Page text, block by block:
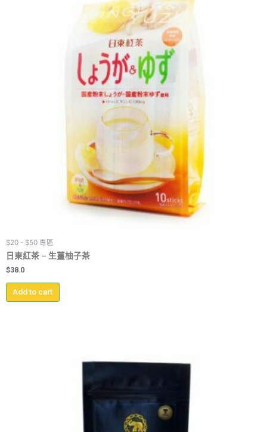
$20 - $50 專區
日東紅茶 – 生薑柚子茶
$38.0
Add to cart